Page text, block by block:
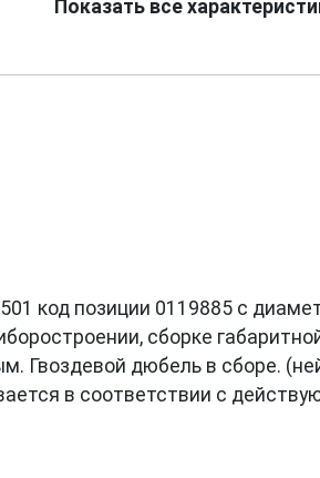
Показать все
код позиции 0119885 с
сборке
Гвоздевой дюбель в сборе.
в соответствии с